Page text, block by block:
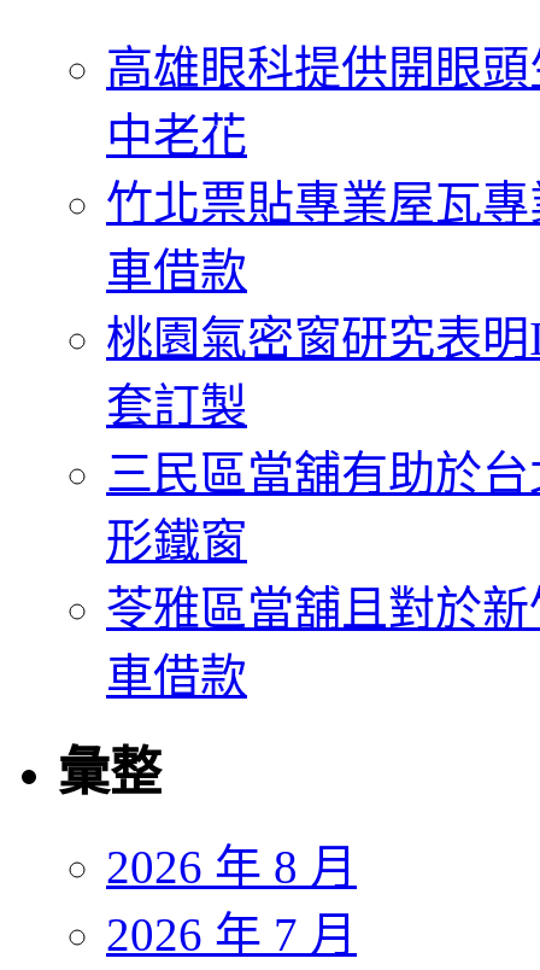
高雄眼科提供開眼
中老花
竹北票貼專業屋瓦
車借款
桃園氣密窗研究表
套訂製
三民區當舖有助於
形鐵窗
苓雅區當舖且對於
車借款
彙整
2026 年 8 月
2026 年 7 月